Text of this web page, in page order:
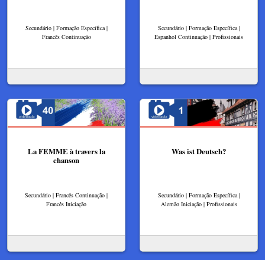
Secundário | Formação Específica |
Francês Continuação
Secundário | Formação Específica |
Espanhol Continuação | Profissionais
La FEMME à travers la
chanson
Secundário | Francês Continuação |
Francês Iniciação
Was ist Deutsch?
Secundário | Formação Específica |
Alemão Iniciação | Profissionais